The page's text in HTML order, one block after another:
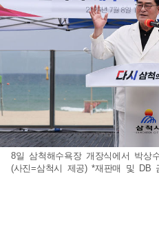
8일 삼척해수욕장 개장식에서 박상
(사진=삼척시 제공) *재판매 및 DB